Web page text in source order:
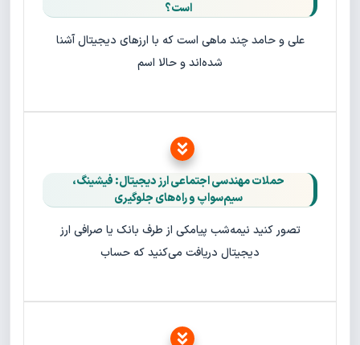
است؟
علی و حامد چند ماهی است که با ارزهای دیجیتال آشنا
شده‌اند و حالا اسم
حملات مهندسی اجتماعی ارز دیجیتال: فیشینگ،
سیم‌سواپ و راه‌های جلوگیری
تصور کنید نیمه‌شب پیامکی از طرف بانک یا صرافی ارز
دیجیتال دریافت می‌کنید که حساب